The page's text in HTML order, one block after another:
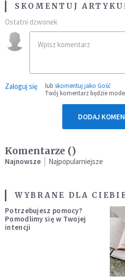
SKOMENTUJ
Ostatni dzwonek
Zaloguj się lub skomentuj jako Gość
Twój komentarz będzie
DODAJ
Komentarze ()
Najnowsze Najpopularniejsze
WYBRANE DLA
Potrzebujesz pomocy?
Pomodlimy się w Twojej
intencji